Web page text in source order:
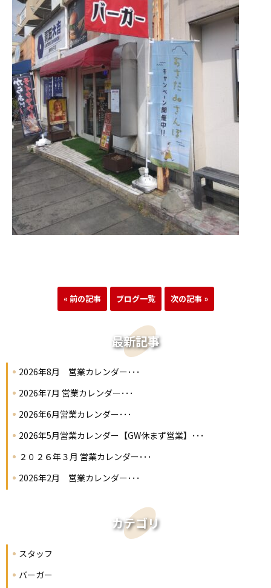
« 前の記事 ブログ一覧 次の記事 »
最新記事
2026年8月 営業カレンダー･･･
2026年7月 営業カレンダー･･･
2026年6月営業カレンダー･･･
2026年5月営業カレンダー【GW休まず営業】･･･
２０２６年３月 営業カレンダー･･･
2026年2月 営業カレンダー･･･
カテゴリ
スタッフ
バーガー